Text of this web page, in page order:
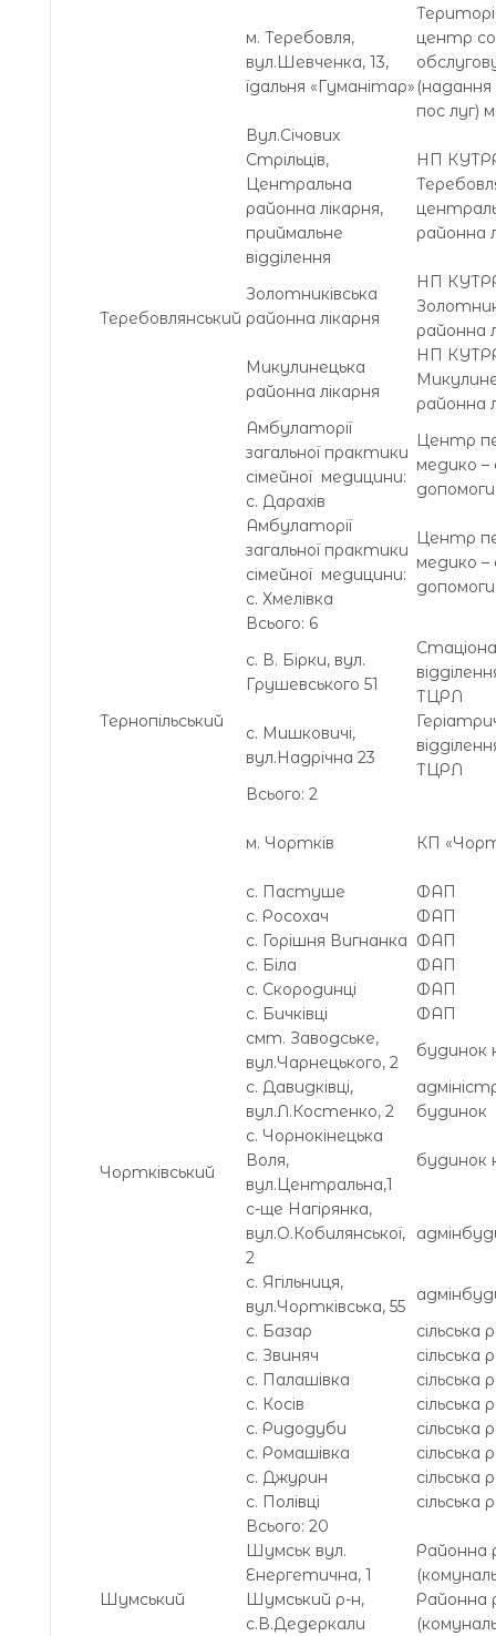
Теребовлянський
м. Теребовля,
вул.Шевченка, 13,
їдальня «Гуманітар»
центр
(надання
пос луг)
Вул.Січових
Стрільців,
Центральна
районна лікарня,
приймальне
відділення
НП
районна
Золотниківська
районна лікарня
НП
районна
Микулинецька
районна лікарня
НП
районна
Амбулаторії
загальної практики
сімейної медицини:
Центр
медико –
допомоги
с. Дарахів
Амбулаторії
загальної практики
сімейної медицини:
Центр
медико –
допомоги
с. Хмелівка
Всього: 6
Тернопільський
с. В. Бірки, вул.
Грушевського 51
ТЦРЛ
с. Мишковичі,
вул.Надрічна 23
ТЦРЛ
Всього: 2
Чортківський
м. Чортків КП
с. Пастуше
ФАП
с. Росохач
ФАП
с. Горішня Вигнанка ФАП
с. Біла
ФАП
с. Скородинці
ФАП
с. Бичківці
ФАП
смт. Заводське,
вул.Чарнецького, 2
будинок
с. Давидківці,
вул.Л.Костенко, 2
будинок
с. Чорнокінецька
Воля,
вул.Центральна,1
будинок
с-ще Нагірянка,
вул.О.Кобилянської,
2
с. Ягільниця,
вул.Чортківська, 55
с. Базар
сільська
с. Звиняч
сільська
с. Палашівка
сільська
с. Косів
сільська
с. Ридодуби
сільська
с. Ромашівка
сільська
с. Джурин
сільська
с. Полівці
сільська
Всього: 20
Шумський
Шумськ вул.
Енергетична, 1
Районна
Шумський р-н,
с.В.Дедеркали
Районна